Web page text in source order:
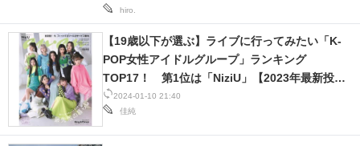
マーケ×ITの今がよく分かる
ITエンジニア向け専門サイト
企業向けIT製品の総合サイト
IT製品の技術・比較・事例
hiro.
2024-01-10 21:40
佳純
【19歳以下が選ぶ】ライブに行ってみたい「K-
POP女性アイドルグループ」ランキング
TOP17！ 第1位は「NiziU」【2023年最新投票
結果】